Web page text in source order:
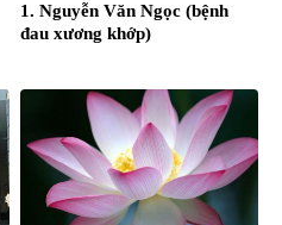
1. Nguyễn Văn Ngọc (bệnh
đau xương khớp)